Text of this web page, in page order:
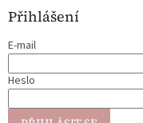
Přihlášení
E-mail
Heslo